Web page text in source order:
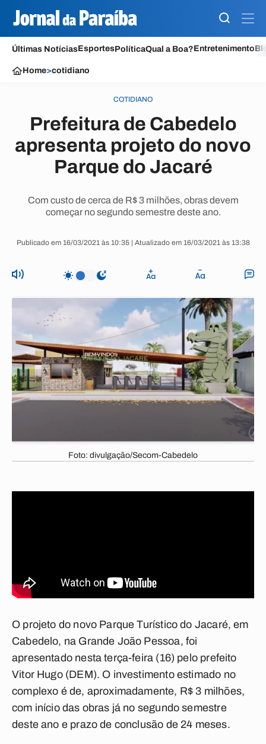
Últimas NotíciasEsportesPolíticaQual a Boa?Entretenimento
Home>cotidiano
COTIDIANO
Prefeitura de Cabedelo
apresenta projeto do novo
Parque do Jacaré
Com custo de cerca de R$ 3 milhões, obras devem
começar no segundo semestre deste ano.
Publicado em 16/03/2021 às 10:35 | Atualizado em 16/03/2021 às 13:38
Foto: divulgação/Secom-Cabedelo
O projeto do novo Parque Turístico do Jacaré, em
Cabedelo, na Grande João Pessoa, foi
apresentado nesta terça-feira (16) pelo prefeito
Vitor Hugo (DEM). O investimento estimado no
complexo é de, aproximadamente, R$ 3 milhões,
com início das obras já no segundo semestre
deste ano e prazo de conclusão de 24 meses.